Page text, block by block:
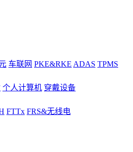
车联网 PKE&RKE ADAS TPMS
个人计算机 穿戴设备
FTTx FRS&无线电